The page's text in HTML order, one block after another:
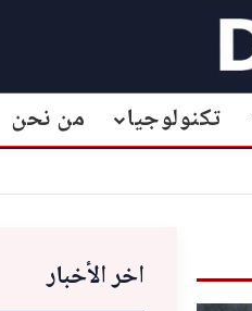
تكنولوجيا من نحن
اخر الأخبار